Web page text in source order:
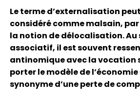
Le terme d’externalisation
considéré comme malsain,
la notion de délocalisation. Au
associatif, il est souvent
antinomique avec la vocation
porter le modèle de
synonyme d’une perte de